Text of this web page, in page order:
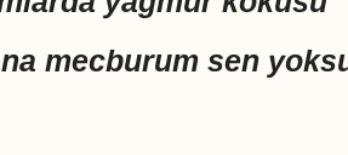
mecburum sen